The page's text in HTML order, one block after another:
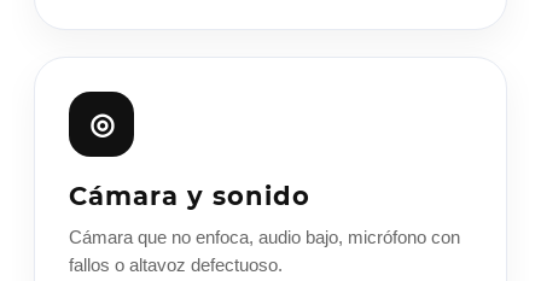
◎
Cámara y sonido
Cámara que no enfoca, audio bajo, micrófono con
fallos o altavoz defectuoso.